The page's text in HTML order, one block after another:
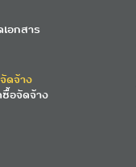
อกสาร
ดจ้าง
ซื้อจัดจ้าง